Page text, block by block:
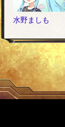
水野ましも